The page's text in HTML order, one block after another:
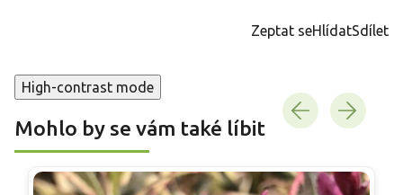
Zeptat seHlídatSdílet
High-contrast mode
Mohlo by se vám také líbit